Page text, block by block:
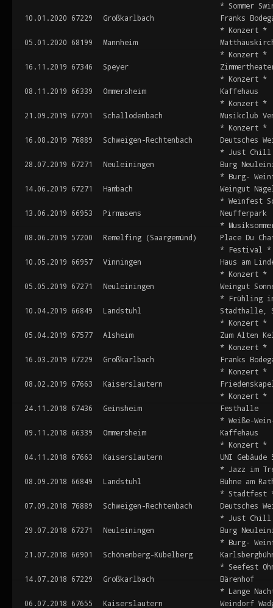
* Sommer
10.01.2020 67229 Großkarlbach
Franks
* Konzert *
05.01.2020 68199 Mannheim
* Konzert *
16.11.2019 67346 Speyer
* Konzert *
08.11.2019 66339 Ommersheim
Kaffehaus
* Konzert *
21.09.2019 67701 Schallodenbach
Musikclub
* Konzert *
16.08.2019 76889 Schweigen-Rechtenbach
Deutsches
* Just Chill
28.07.2019 67271 Neuleiningen
Burg
* Burg-
14.06.2019 67271 Hambach
Weingut
* Weinfest
13.06.2019 66953 Pirmasens
Neufferpark
*
08.06.2019 57200 Remelfing (Saargemünd)
Place Du
* Festival *
10.05.2019 66957 Vinningen
Haus am
* Konzert *
05.05.2019 67271 Neuleiningen
Weingut
* Frühling
10.04.2019 66849 Landstuhl
Stadthalle,
* Konzert *
05.04.2019 67577 Alsheim
Zum Alten
* Konzert *
16.03.2019 67229 Großkarlbach
Franks
* Konzert *
08.02.2019 67663 Kaiserslautern
* Konzert *
24.11.2018 67436 Geinsheim
Festhalle
* Weiße-
09.11.2018 66339 Ommersheim
Kaffehaus
* Konzert *
04.11.2018 67663 Kaiserslautern
UNI Gebäude
* Jazz im
08.09.2018 66849 Landstuhl
Bühne am
* Stadtfest
07.09.2018 76889 Schweigen-Rechtenbach
Deutsches
* Just Chill
29.07.2018 67271 Neuleiningen
Burg
* Burg-
21.07.2018 66901 Schönenberg-Kübelberg
* Seefest
14.07.2018 67229 Großkarlbach
Bärenhof
* Lange
06.07.2018 67655 Kaiserslautern Weindorf